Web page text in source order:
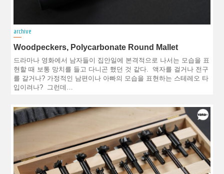
archive
Woodpeckers, Polycarbonate Round Mallet
드라마나 영화에서 남자들이 집안일에 본격적으로 나서는 모습을 표
현할 때 보통 망치를 들고 다니곤 했던 것 같다. 액자를 걸거나 전구
를 갈거나? 가정적인 남편이나 아빠의 모습을 표현하는 스테레오 타
입이려나? 그런데…